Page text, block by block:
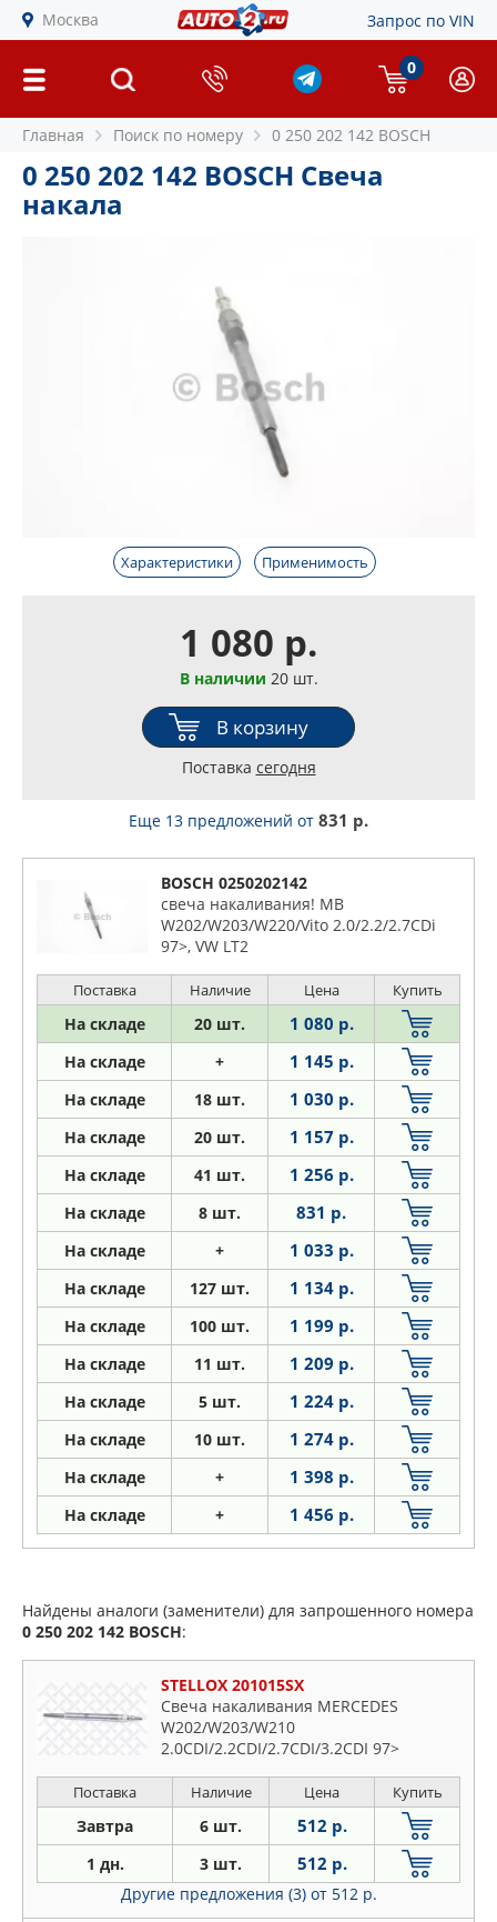
Москва Запрос по VIN
0
Главная Поиск по номеру 0 250 202 142 BOSCH
0 250 202 142 BOSCH Свеча
накала
Характеристики Применимость
1 080 р.
В наличии 20 шт.
В корзину
Поставка сегодня
Еще 13 предложений от 831 р.
BOSCH 0250202142
свеча накаливания! MB
W202/W203/W220/Vito 2.0/2.2/2.7CDi
97>, VW LT2
Поставка Наличие Цена Купить
На складе 20 шт. 1 080 р.
На складе + 1 145 р.
На складе 18 шт. 1 030 р.
На складе 20 шт. 1 157 р.
На складе 41 шт. 1 256 р.
На складе 8 шт. 831 р.
На складе + 1 033 р.
На складе 127 шт. 1 134 р.
На складе 100 шт. 1 199 р.
На складе 11 шт. 1 209 р.
На складе 5 шт. 1 224 р.
На складе 10 шт. 1 274 р.
На складе + 1 398 р.
На складе + 1 456 р.
Найдены аналоги (заменители) для запрошенного номера
0 250 202 142 BOSCH:
STELLOX 201015SX
Свеча накаливания MERCEDES
W202/W203/W210
2.0CDI/2.2CDI/2.7CDI/3.2CDI 97>
Поставка Наличие Цена Купить
Завтра 6 шт. 512 р.
1 дн. 3 шт. 512 р.
Другие предложения (3) от 512 р.